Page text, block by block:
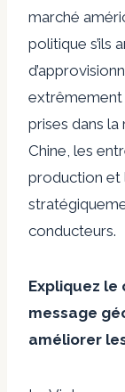
marché
politique s’ils
extrêmement
prises dans
Chine, les
production et
conducteurs.
Expliquez
message
améliorer